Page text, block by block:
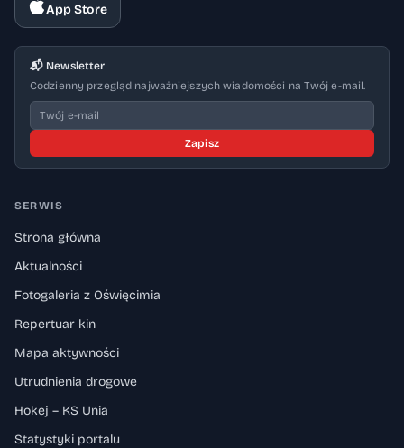
App Store
📬 Newsletter
Codzienny przegląd najważniejszych wiadomości na Twój e-mail.
Zapisz
SERWIS
Strona główna
Aktualności
Fotogaleria z Oświęcimia
Repertuar kin
Mapa aktywności
Utrudnienia drogowe
Hokej – KS Unia
Statystyki portalu